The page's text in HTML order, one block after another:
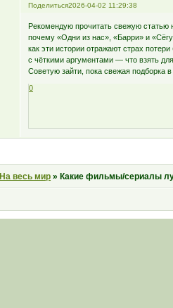
Поделиться2026-04-02 11:29:38
Рекомендую прочитать свежую статью
почему «Одни из нас», «Барри» и
как эти истории отражают страх
с чёткими аргументами — что взять
Советую зайти, пока свежая подборка в
0
На весь мир » Какие фильмы/сериалы